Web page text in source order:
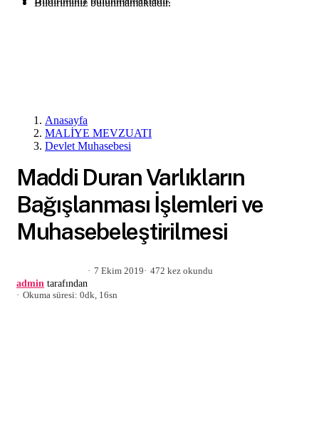
Bildiriminiz bulunmamaktadır.
Anasayfa
MALİYE MEVZUATI
Devlet Muhasebesi
Maddi Duran Varlıkların
Bağışlanması İşlemleri ve
Muhasebeleştirilmesi
admin tarafından
7 Ekim 2019 472 kez okundu
Okuma süresi: 0dk, 16sn